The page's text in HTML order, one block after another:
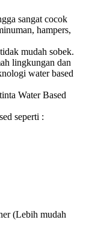
sangat cocok
hampers,
mudah sobek.
lingkungan dan
water based
Water Based
seperti :
(Lebih mudah